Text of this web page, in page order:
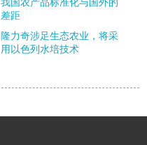
差距
隆力奇涉足生态农业，将采
用以色列水培技术